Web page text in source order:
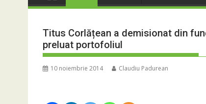
Titus Corlățean a demisionat din
preluat portofoliul
10 noiembrie 2014 Claudiu Padurean